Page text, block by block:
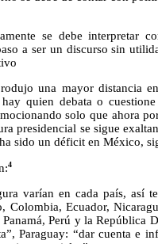
se debe interpretar
a ser un discurso sin
una mayor distancia
quien debata o
solo que ahora
presidencial se sigue
sido un déficit en México,
4
varían en cada país, así
Colombia, Ecuador,
Perú y la República
Paraguay: “dar cuenta e